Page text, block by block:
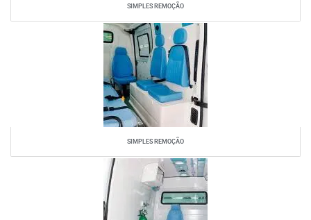
SIMPLES REMOÇÃO
SIMPLES REMOÇÃO